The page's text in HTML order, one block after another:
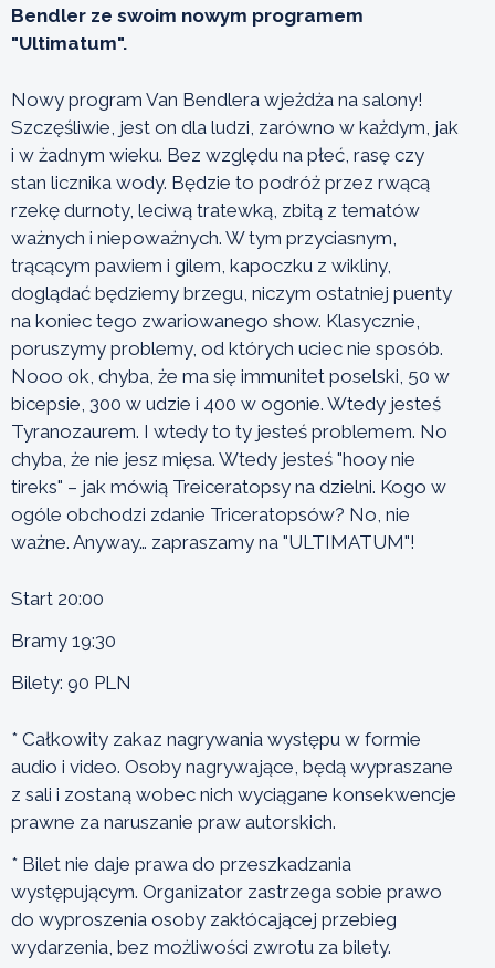
Bendler ze swoim nowym programem
"Ultimatum".
Nowy program Van Bendlera wjeżdża na salony!
Szczęśliwie, jest on dla ludzi, zarówno w każdym, jak
i w żadnym wieku. Bez względu na płeć, rasę czy
stan licznika wody. Będzie to podróż przez rwącą
rzekę durnoty, leciwą tratewką, zbitą z tematów
ważnych i niepoważnych. W tym przyciasnym,
trącącym pawiem i gilem, kapoczku z wikliny,
doglądać będziemy brzegu, niczym ostatniej puenty
na koniec tego zwariowanego show. Klasycznie,
poruszymy problemy, od których uciec nie sposób.
Nooo ok, chyba, że ma się immunitet poselski, 50 w
bicepsie, 300 w udzie i 400 w ogonie. Wtedy jesteś
Tyranozaurem. I wtedy to ty jesteś problemem. No
chyba, że nie jesz mięsa. Wtedy jesteś "hooy nie
tireks" – jak mówią Treiceratopsy na dzielni. Kogo w
ogóle obchodzi zdanie Triceratopsów? No, nie
ważne. Anyway… zapraszamy na "ULTIMATUM"!
Start 20:00
Bramy 19:30
Bilety: 90 PLN
* Całkowity zakaz nagrywania występu w formie
audio i video. Osoby nagrywające, będą wypraszane
z sali i zostaną wobec nich wyciągane konsekwencje
prawne za naruszanie praw autorskich.
* Bilet nie daje prawa do przeszkadzania
występującym. Organizator zastrzega sobie prawo
do wyproszenia osoby zakłócającej przebieg
wydarzenia, bez możliwości zwrotu za bilety.